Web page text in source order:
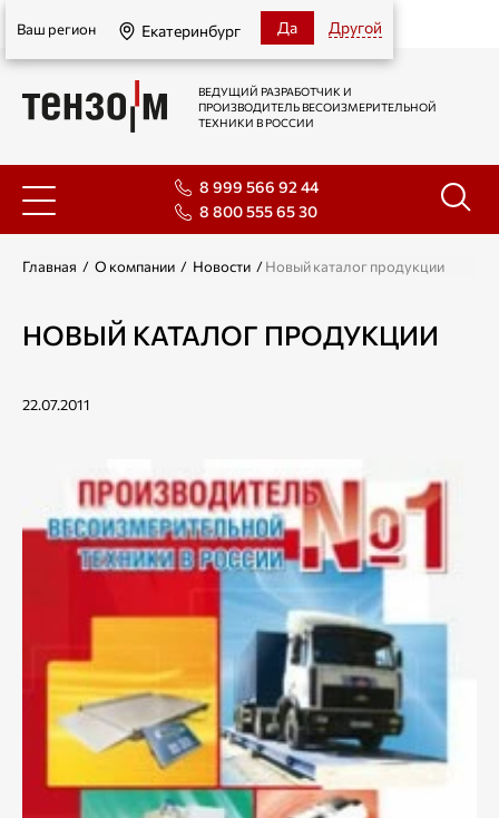
Екатеринбург
Ваш регион Екатеринбург Да Другой
ВЕДУЩИЙ РАЗРАБОТЧИК И
ПРОИЗВОДИТЕЛЬ ВЕСОИЗМЕРИТЕЛЬНОЙ
ТЕХНИКИ В РОССИИ
8 999 566 92 44
8 800 555 65 30
Главная / О компании / Новости /Новый каталог продукции
НОВЫЙ КАТАЛОГ ПРОДУКЦИИ
22.07.2011